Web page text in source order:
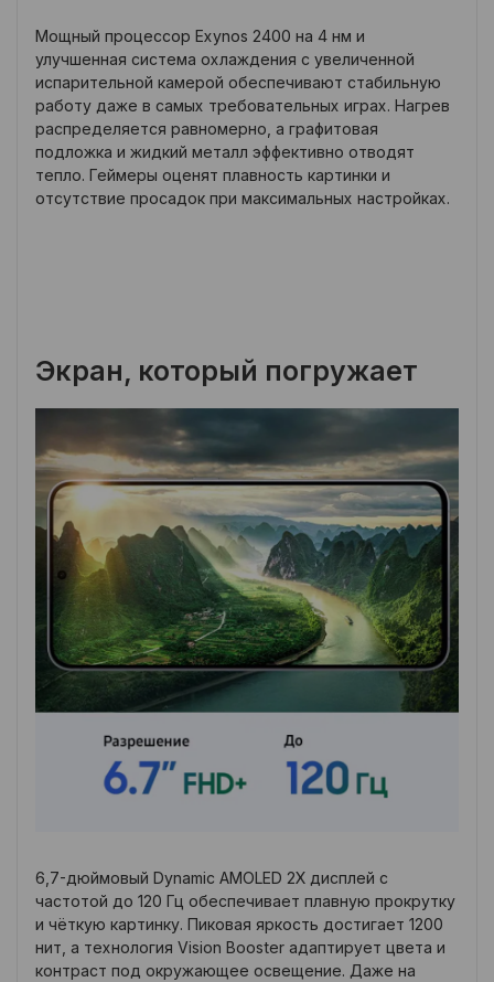
Мощный процессор Exynos 2400 на 4 нм и
улучшенная система охлаждения с увеличенной
испарительной камерой обеспечивают стабильную
работу даже в самых требовательных играх. Нагрев
распределяется равномерно, а графитовая
подложка и жидкий металл эффективно отводят
тепло. Геймеры оценят плавность картинки и
отсутствие просадок при максимальных настройках.
Экран, который погружает
6,7-дюймовый Dynamic AMOLED 2X дисплей с
частотой до 120 Гц обеспечивает плавную прокрутку
и чёткую картинку. Пиковая яркость достигает 1200
нит, а технология Vision Booster адаптирует цвета и
контраст под окружающее освещение. Даже на